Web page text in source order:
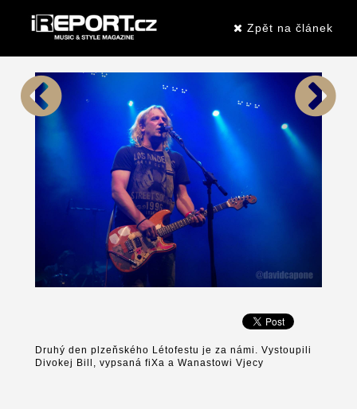
Zpět na článek
Druhý den plzeňského Létofestu je za námi. Vystoupili
Divokej Bill, vypsaná fiXa a Wanastowi Vjecy